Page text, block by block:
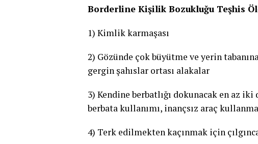
Borderline Kişilik Bozukluğu Teşhis
1) Kimlik karmaşası
2) Gözünde çok büyütme ve yerin
gergin şahıslar ortası alakalar
3) Kendine berbatlığı dokunacak en az
berbata kullanımı, inançsız araç
4) Terk edilmekten kaçınmak için